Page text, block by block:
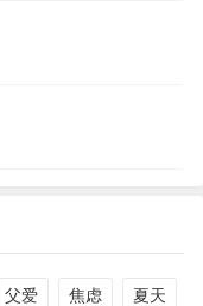
父爱 焦虑 夏天